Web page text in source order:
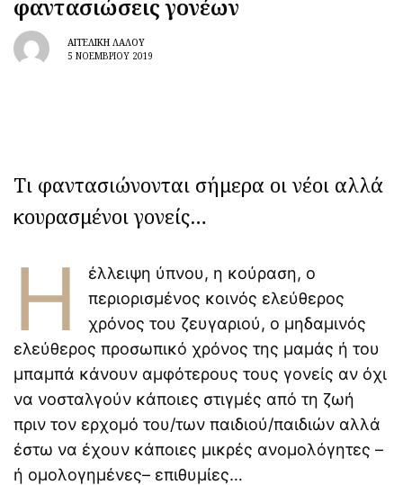
Μαθήματα κολύμβησης για
ανάπτυξη: τι δείχνει νέα
Ιδέες για καθημερινό
την ανάπτυξη του μωρού
Εφηβική ακμή: πώς να
επιλέξετε τη σωστή
θεραπεία
Η δεύτερη εγκυμοσύνη
αλλάζει τον εγκέφαλο με
διαφορετικό τρόπο
Γιατί τα οικογενειακά
ταξίδια μπορεί να είναι
δύσκολα για παιδιά με
ADHD ή αυτισμό
φαντασιώσεις γονέων
ΑΓΓΕΛΙΚΉ ΛΆΛΟΥ
5 ΝΟΕΜΒΡΊΟΥ 2019
Τι φαντασιώνονται σήμερα οι νέοι αλλά
κουρασμένοι γονείς…
Η
έλλειψη ύπνου, η κούραση, ο
περιορισμένος κοινός ελεύθερος
χρόνος του ζευγαριού, ο μηδαμινός
ελεύθερος προσωπικό χρόνος της μαμάς ή του
μπαμπά κάνουν αμφότερους τους γονείς αν όχι
να νοσταλγούν κάποιες στιγμές από τη ζωή
πριν τον ερχομό του/των παιδιού/παιδιών αλλά
έστω να έχουν κάποιες μικρές ανομολόγητες –
ή ομολογημένες– επιθυμίες…